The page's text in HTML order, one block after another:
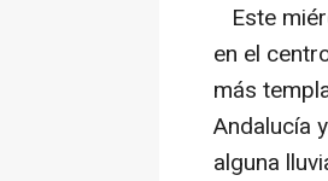
Este
en el
más
Andalucía
alguna